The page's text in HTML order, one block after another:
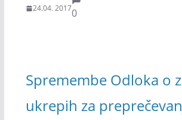
24.04. 20170
Spremembe Odloka o
ukrepih za